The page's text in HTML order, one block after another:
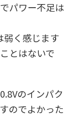
パワー不足は
弱く感じます
とはないで
のインパク
のでよかった